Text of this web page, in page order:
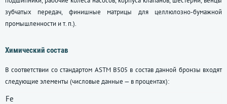
зубчатых передач, финишные матрицы для целлюлозно-бумажной
промышленности и т. п.).
Химический состав
В соответствии со стандартом ASTM B505 в состав данной бронзы входят
следующие элементы (числовые данные — в процентах):
Fe